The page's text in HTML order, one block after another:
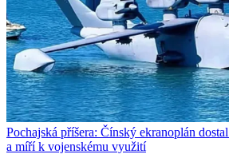
Pochajská příšera: Čínský ekranoplán
a míří k vojenskému využití